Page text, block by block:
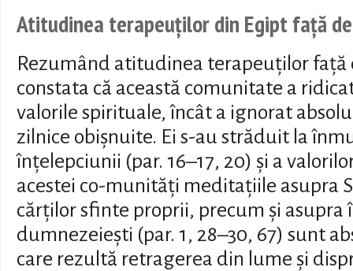
Atitudinea terapeuților din Egipt față
Rezumând atitudinea terapeuților
constata că această comunitate a
valorile spirituale, încât a ignorat
zilnice obișnuite. Ei s-au străduit la
înțelepciunii (par. 16–17, 20) și a
acestei co-munități meditațiile asupra
cărților sfinte proprii, precum și asupra
dumnezeiești (par. 1, 28–30, 67) sunt
care rezultă retragerea din lume și